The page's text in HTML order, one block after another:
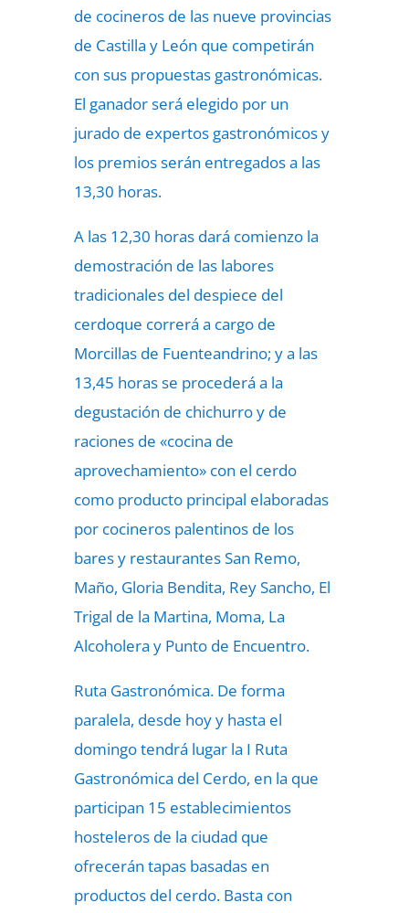
de cocineros de las nueve provincias
de Castilla y León que competirán
con sus propuestas gastronómicas.
El ganador será elegido por un
jurado de expertos gastronómicos y
los premios serán entregados a las
13,30 horas.
A las 12,30 horas dará comienzo la
demostración de las labores
tradicionales del despiece del
cerdoque correrá a cargo de
Morcillas de Fuenteandrino; y a las
13,45 horas se procederá a la
degustación de chichurro y de
raciones de «cocina de
aprovechamiento» con el cerdo
como producto principal elaboradas
por cocineros palentinos de los
bares y restaurantes San Remo,
Maño, Gloria Bendita, Rey Sancho, El
Trigal de la Martina, Moma, La
Alcoholera y Punto de Encuentro.
Ruta Gastronómica. De forma
paralela, desde hoy y hasta el
domingo tendrá lugar la I Ruta
Gastronómica del Cerdo, en la que
participan 15 establecimientos
hosteleros de la ciudad que
ofrecerán tapas basadas en
productos del cerdo. Basta con